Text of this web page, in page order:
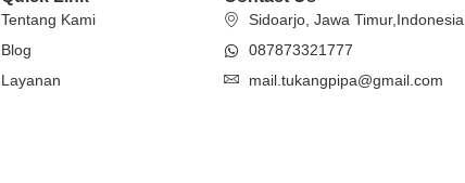
Tentang Kami
Blog
Layanan
Sidoarjo, Jawa Timur,Indonesia
087873321777
mail.tukangpipa@gmail.com